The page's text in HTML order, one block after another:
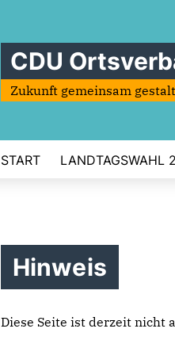
CDU
Zukunft gemeinsam
START LANDTAGSWAHL
Hinweis
Diese Seite ist derzeit nicht